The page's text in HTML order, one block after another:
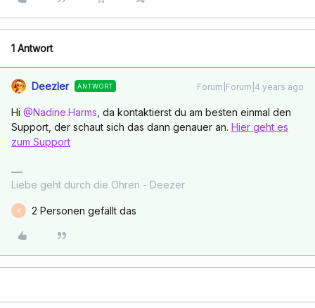
1 Antwort
Deezler ANTWORT Forum|Forum|4 years ago
Hi @Nadine.Harms , da kontaktierst du am besten einmal den
Support, der schaut sich das dann genauer an. Hier geht es
zum Support
Liebe geht durch die Ohren - Deezer
K 2 Personen gefällt das